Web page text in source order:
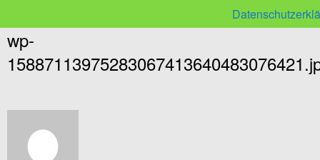
wp-